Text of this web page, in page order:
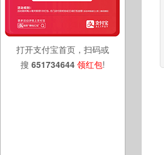
打开支付宝首页，扫码或
搜 651734644 领红包!